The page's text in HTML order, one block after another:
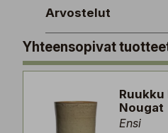
Arvostelut
Yhteensopivat
Ruukku
Nougat
Ensi